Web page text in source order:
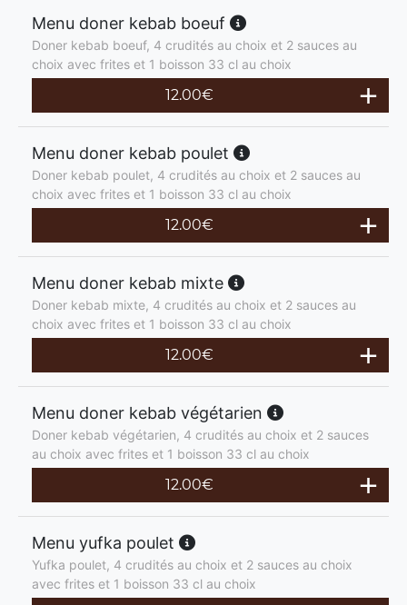
Menu doner kebab boeuf
Doner kebab boeuf, 4 crudités au choix et 2 sauces au
choix avec frites et 1 boisson 33 cl au choix
12.00€
Menu doner kebab poulet
Doner kebab poulet, 4 crudités au choix et 2 sauces au
choix avec frites et 1 boisson 33 cl au choix
12.00€
Menu doner kebab mixte
Doner kebab mixte, 4 crudités au choix et 2 sauces au
choix avec frites et 1 boisson 33 cl au choix
12.00€
Menu doner kebab végétarien
Doner kebab végétarien, 4 crudités au choix et 2 sauces
au choix avec frites et 1 boisson 33 cl au choix
12.00€
Menu yufka poulet
Yufka poulet, 4 crudités au choix et 2 sauces au choix
avec frites et 1 boisson 33 cl au choix